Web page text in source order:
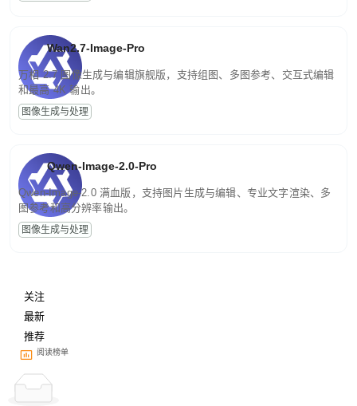
Wan2.7-Image-Pro
万相 2.7 图像生成与编辑旗舰版，支持组图、多图参考、交互式编辑
和最高 4K 输出。
图像生成与处理
Qwen-Image-2.0-Pro
Qwen-Image-2.0 满血版，支持图片生成与编辑、专业文字渲染、多
图参考和高分辨率输出。
图像生成与处理
关注
最新
推荐
阅读榜单